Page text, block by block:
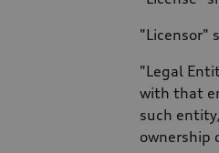
"Licensor"
"Legal
with that
such
ownership